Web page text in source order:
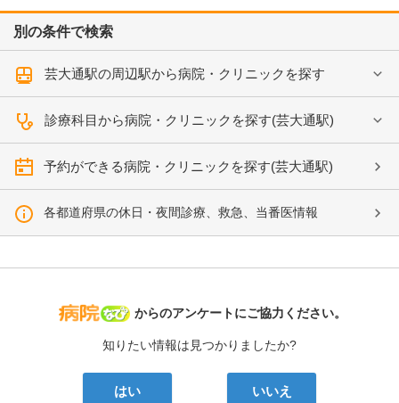
別の条件で検索
芸大通駅の周辺駅から病院・クリニックを探す
診療科目から病院・クリニックを探す(芸大通駅)
予約ができる病院・クリニックを探す(芸大通駅)
各都道府県の休日・夜間診療、救急、当番医情報
病院なび
からのアンケートにご協力ください。
知りたい情報は見つかりましたか?
はい いいえ